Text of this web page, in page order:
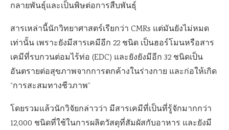
กลายพันธุ์และเป็นพิษต่อการสืบพันธุ์
สารเหล่านี้นักวิทยาศาสตร์เรียกว่า CMRs แต่มันยังไม่หมด
เท่านั้น เพราะยังมีสารเคมีอีก 22 ชนิด เป็นฮอร์โมนหรือสาร
เคมีที่รบกวนต่อมไร้ท่อ (EDC) และยังยังมีอีก 32 ชนิดเป็น
อันตรายต่อสุขภาพจากการตกค้างในร่างกาย และก่อให้เกิด
“การสะสมทางชีวภาพ”
โดยรวมแล้วนักวิจัยกล่าวว่า มีสารเคมีที่เป็นที่รู้จักมากกว่า
12,000 ชนิดที่ใช้ในการผลิตวัสดุที่สัมผัสกับอาหาร และยังมี